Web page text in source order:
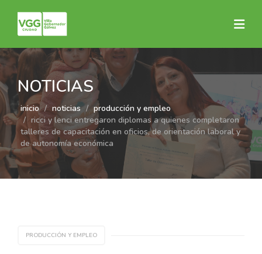
NOTICIAS
inicio noticias
producción y empleo
ricci y lenci entregaron diplomas a quienes completaron
talleres de capacitación en oficios, de orientación laboral y
de autonomía económica
PRODUCCIÓN Y EMPLEO